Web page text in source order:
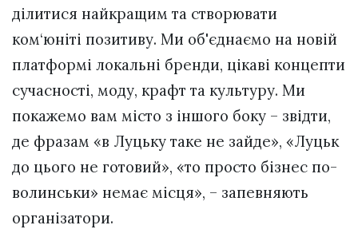
ділитися найкращим та створювати
ком‘юніті позитиву. Ми об'єднаємо на новій
платформі локальні бренди, цікаві концепти
сучасності, моду, крафт та культуру. Ми
покажемо вам місто з іншого боку – звідти,
де фразам «в Луцьку таке не зайде», «Луцьк
до цього не готовий», «то просто бізнес по-
волинськи» немає місця», – запевняють
організатори.